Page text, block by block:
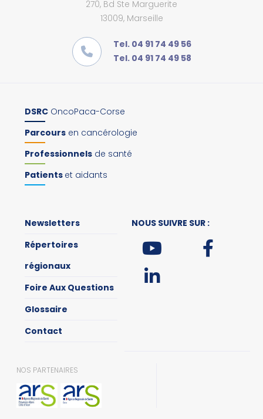
270, Bd Ste Marguerite
13009, Marseille
Tel. 04 91 74 49 56
Tel. 04 91 74 49 58
DSRC OncoPaca-Corse
Parcours en cancérologie
Professionnels de santé
Patients et aidants
Newsletters
Répertoires
régionaux
Foire Aux Questions
Glossaire
Contact
NOUS SUIVRE SUR :
NOS PARTENAIRES